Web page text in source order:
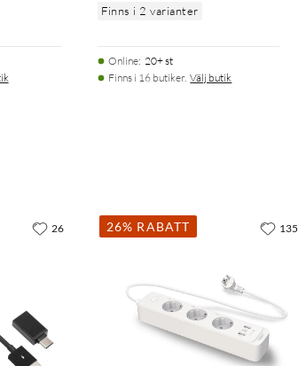
Finns i 2 varianter
Online: 20+ st
Finns i 16 butiker. Välj butik
26 26% RABATT 135